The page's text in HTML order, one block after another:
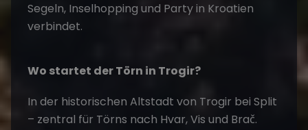
Segeln, Inselhopping und Party in Kroatien
verbindet.
Wo startet der Törn in Trogir?
In der historischen Altstadt von Trogir bei Split
– zentral für Törns nach Hvar, Vis und Brač.